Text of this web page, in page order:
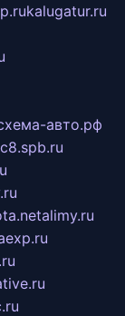
kalugatur.ru
авто.рф
alimy.ru